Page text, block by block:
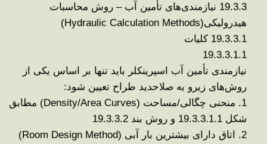
19.3.3 نیازمندی‌های تأمین آب – روش محاسبات
هیدرولیکی(Hydraulic Calculation Methods)
19.3.3.1 کلیات
19.3.3.1.1
نیازمندی تأمین آب اسپرینکلر باید تنها بر اساس یکی از
روش‌های زیر و به صلاحدید طراح تعیین شود:
1.
منحنی چگالی/مساحت (Density/Area Curves)
مطابق
شکل 19.3.3.1.1 و روش بند 19.3.3.2
2.
اتاق دارای بیشترین بار آبی (Room Design Method)